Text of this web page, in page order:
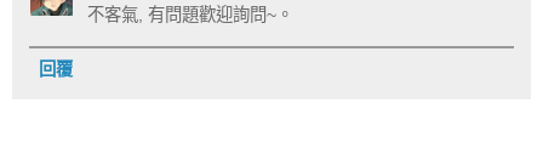
不客氣, 有問題歡迎詢問~。
回覆